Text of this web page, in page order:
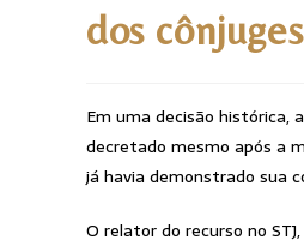
dos
Em uma decisão histórica,
decretado mesmo após a
já havia demonstrado sua
O relator do recurso no